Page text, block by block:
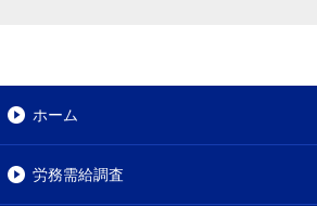
ホーム
労務需給調査